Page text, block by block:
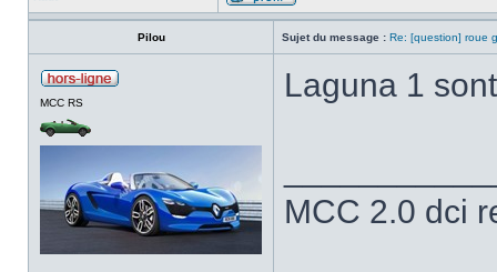
Pilou Sujet du message : Re: [question] roue
MCC RS Laguna 1
MCC 2.0 dci